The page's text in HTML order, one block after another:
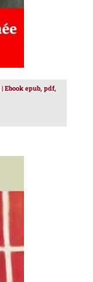
Ebook epub, pdf,